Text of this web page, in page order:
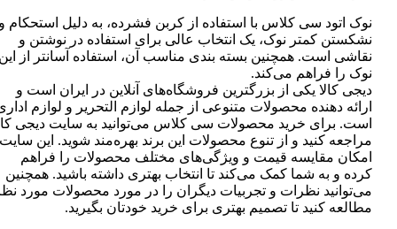
نوک اتود سی کلاس با استفاده از کربن فشرده، به دلیل استحکام
نشکستن کمتر نوک، یک انتخاب عالی برای استفاده در نوشتن و
نقاشی است. همچنین بسته بندی مناسب آن، استفاده آسانتر از
نوک را فراهم می‌کند.
دیجی کالا یکی از بزرگترین فروشگاه‌های آنلاین در ایران است و
ارائه دهنده محصولات متنوعی از جمله لوازم التحریر و لوازم
است. برای خرید محصولات سی کلاس می‌توانید به سایت دیجی
مراجعه کنید و از تنوع محصولات این برند بهره‌مند شوید. این سایت
امکان مقایسه قیمت و ویژگی‌های مختلف محصولات را فراهم
کرده و به شما کمک می‌کند تا انتخاب بهتری داشته باشید. همچنین
می‌توانید نظرات و تجربیات دیگران را در مورد محصولات مورد
مطالعه کنید تا تصمیم بهتری برای خرید خودتان بگیرید.